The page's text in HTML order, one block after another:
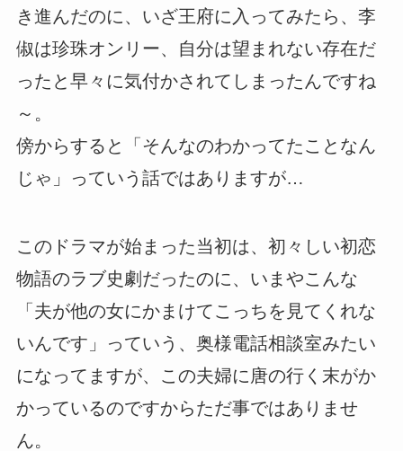
き進んだのに、いざ王府に入ってみたら、李
俶は珍珠オンリー、自分は望まれない存在だ
ったと早々に気付かされてしまったんですね
～。
傍からすると「そんなのわかってたことなん
じゃ」っていう話ではありますが…
このドラマが始まった当初は、初々しい初恋
物語のラブ史劇だったのに、いまやこんな
「夫が他の女にかまけてこっちを見てくれな
いんです」っていう、奥様電話相談室みたい
になってますが、この夫婦に唐の行く末がか
かっているのですからただ事ではありませ
ん。